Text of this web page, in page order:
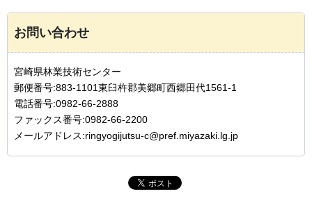
お問い合わせ
宮崎県林業技術センター
郵便番号:883-1101東臼杵郡美郷町西郷田代1561-1
電話番号:0982-66-2888
ファックス番号:0982-66-2200
メールアドレス:ringyogijutsu-c@pref.miyazaki.lg.jp